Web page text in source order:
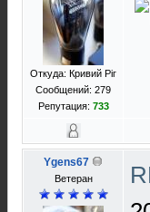
Откуда: Кривий Ріг
Сообщений: 279
Репутация: 733
Ygens67
Ветеран